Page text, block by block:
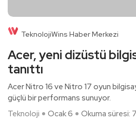
TeknolojiWins Haber Merkezi
Acer, yeni dizüstü
tanıttı
Acer Nitro 16 ve Nitro 17 oyun
güçlü bir performans sunuyor.
Teknoloji
Ocak 6 Okuma süresi: